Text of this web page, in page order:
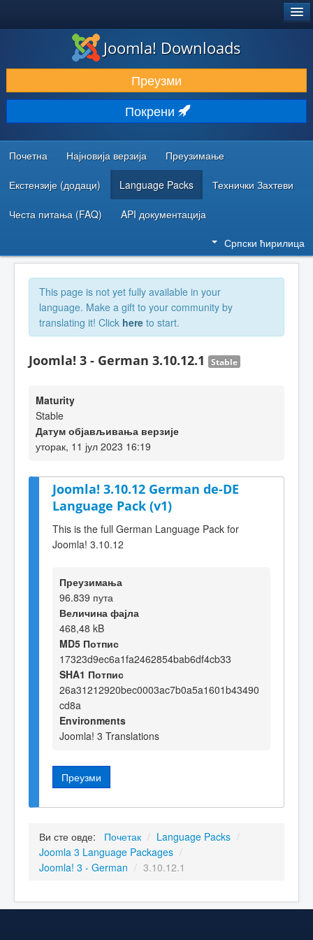
ПРЕУЗИМАЊЕ И ПРОШИРЕЊА (ЕКСТЕНЗИЈЕ)
ОТКРИЈТЕ И НАУЧИТЕ
ЗАЈЕДНИЦА И ПОДРШКА
РЕСУРСИ ЗА РАЗВОЈ
Joomla! Downloads
Преузми
Покрени
Почетна Најновија верзија Преузимање
Екстензије (додаци) Language Packs Технички Захтеви
Честа питања (FAQ) API документација
Српски ћирилица
This page is not yet fully available in your
language. Make a gift to your community by
translating it! Click here to start.
Joomla! 3 - German 3.10.12.1 Stable
Maturity
Stable
Датум објављивања верзије
уторак, 11 јул 2023 16:19
Joomla! 3.10.12 German de-DE
Language Pack (v1)
This is the full German Language Pack for
Joomla! 3.10.12
Преузимања
96.839 пута
Величина фајла
468,48 kB
MD5 Потпис
17323d9ec6a1fa2462854bab6df4cb33
SHA1 Потпис
26a31212920bec0003ac7b0a5a1601b43490
cd8a
Environments
Joomla! 3 Translations
Преузми
Ви сте овде: Почетак / Language Packs /
Joomla 3 Language Packages /
Joomla! 3 - German / 3.10.12.1